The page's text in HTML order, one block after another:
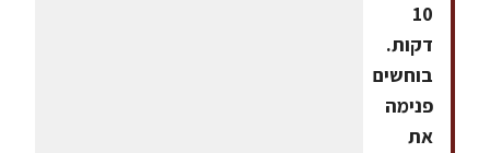
10
דקות.
בוחשים
פנימה
את